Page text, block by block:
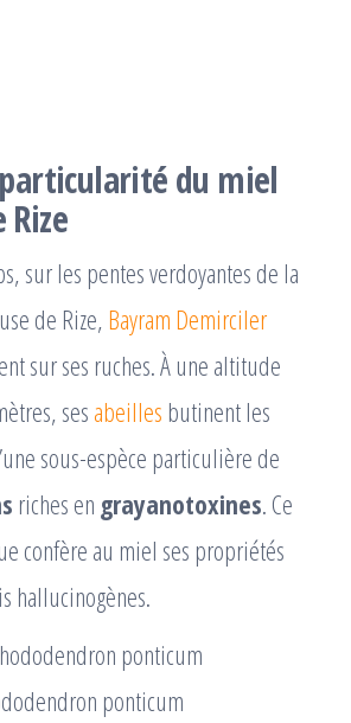
du miel
Rize
sur les pentes verdoyantes de la
de Rize, Bayram Demirciler
sur ses ruches. À une altitude
ses abeilles butinent les
sous-espèce particulière de
riches en grayanotoxines. Ce
confère au miel ses propriétés
hallucinogènes.
ponticum